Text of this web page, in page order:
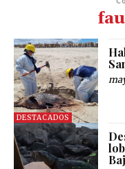
DESTACADOS